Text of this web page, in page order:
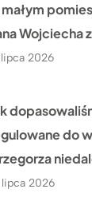
Wojciecha
lipca 2026
do
lipca 2026